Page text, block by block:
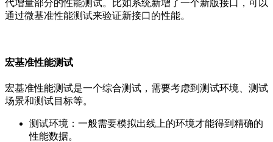
代增量部分的性能测试。比如系统新增了一个新版接口，可以
通过微基准性能测试来验证新接口的性能。
宏基准性能测试
宏基准性能测试是一个综合测试，需要考虑到测试环境、测试
场景和测试目标等。
测试环境：一般需要模拟出线上的环境才能得到精确的
性能数据。